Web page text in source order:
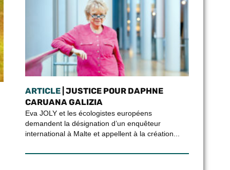
ARTICLE| JUSTICE POUR DAPHNE
CARUANA GALIZIA
Eva JOLY et les écologistes européens
demandent la désignation d’un enquêteur
international à Malte et appellent à la création...